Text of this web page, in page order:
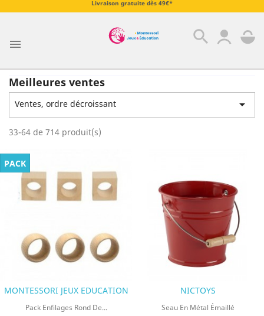
Livraison gratuite dès 49€*
 search
Meilleures ventes
Ventes, ordre décroissant 
33-64 de 714 produit(s)
PACK
MONTESSORI JEUX EDUCATION
Pack Enfilages Rond De...
NICTOYS
Seau En Métal Émaillé